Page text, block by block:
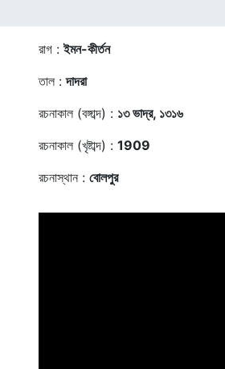
রাগ :ইমন-কীর্তন
তাল :দাদরা
রচনাকাল (বঙ্গাব্দ) : ১৩ ভাদ্র, ১৩১৬
রচনাকাল (খৃষ্টাব্দ) : 1909
রচনাস্থান : বোলপুর